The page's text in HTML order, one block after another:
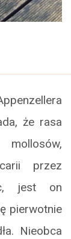
że rasa
przez
jest on
pierwotnie
Nieobca